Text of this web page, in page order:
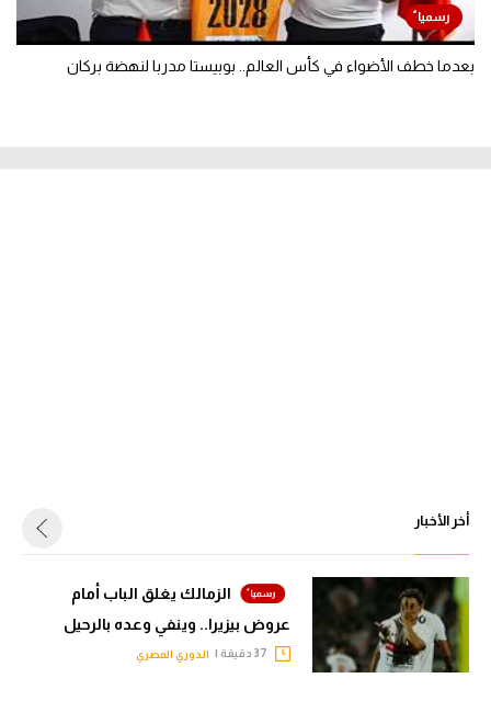
بعدما خطف الأضواء في كأس العالم.. بوبيستا مدربا لنهضة بركان
أخر الأخبار
الزمالك يغلق الباب أمام
عروض بيزيرا.. وينفي وعده بالرحيل
الدوري المصري